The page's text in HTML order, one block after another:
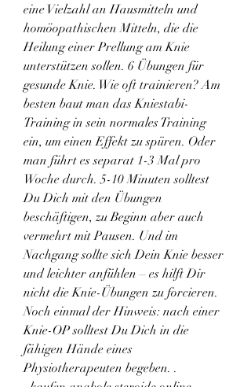
eine Vielzahl an Hausmitteln und
homöopathischen Mitteln, die die
Heilung einer Prellung am Knie
unterstützen sollen. 6 Übungen für
gesunde Knie. Wie oft trainieren? Am
besten baut man das Kniestabi-
Training in sein normales Training
ein, um einen Effekt zu spüren. Oder
man führt es separat 1-3 Mal pro
Woche durch. 5-10 Minuten solltest
Du Dich mit den Übungen
beschäftigen, zu Beginn aber auch
vermehrt mit Pausen. Und im
Nachgang sollte sich Dein Knie besser
und leichter anfühlen – es hilft Dir
nicht die Knie-Übungen zu forcieren.
Noch einmal der Hinweis: nach einer
Knie-OP solltest Du Dich in die
fähigen Hände eines
Physiotherapeuten begeben. .